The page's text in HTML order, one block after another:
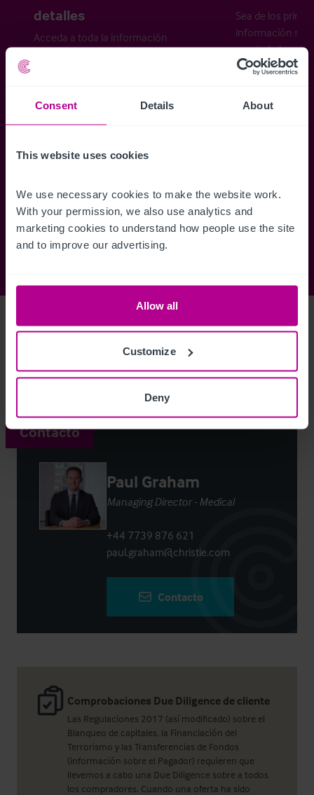
Consent Details About
This website uses cookies
We use necessary cookies to make the website work.
With your permission, we also use analytics and
marketing cookies to understand how people use the site
and to improve our advertising.
Allow all
Customize
Deny
detalles
Acceda a toda la información
Sea de los
información
propiedades
cómo desea
Regístrese ahora
¿Ya tiene una cuenta? Iniciar sesión
Access Property Details Ref:3420192
Comprobaciones Due Diligence de cliente
Las Regulaciones 2017 (así modificado) sobre el
Blanqueo de capitales, la Financiación del
Terrorismo y las Transferencias de Fondos
(información sobre el Pagador) requieren que
llevemos a cabo una Due Diligence sobre a todos
los compradores. Cuando una oferta ha sido
Contacto
Paul Graham
Managing Director - Medical
+44 7739 876 621
paul.graham@christie.com
Contacto